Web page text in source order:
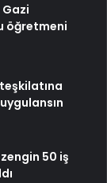
Gazi
öğretmeni
teşkilatına
50 iş